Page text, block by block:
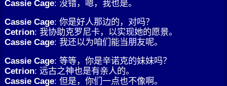
Cassie Cage: 没错，嗯，我也是。
Cassie Cage: 你是好人那边的，对吗？
Cetrion: 我协助克罗尼卡，以实现她的愿景。
Cassie Cage: 我还以为咱们能当朋友呢。
Cassie Cage: 等等，你是辛诺克的妹妹吗？
Cetrion: 远古之神也是有亲人的。
Cassie Cage: 但是，你们一点也不像啊。